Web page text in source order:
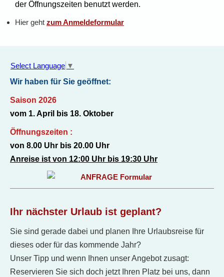
der Öffnungszeiten benutzt werden.
Hier geht zum Anmeldeformular
Select Language ▼
Wir haben für Sie geöffnet:
Saison 2026
vom 1. April bis 18. Oktober
Öffnungszeiten :
von 8.00 Uhr bis 20.00 Uhr
Anreise ist von 12:00 Uhr bis 19:30 Uhr
Ihr nächster Urlaub ist geplant?
Sie sind gerade dabei und planen Ihre Urlaubsreise für
dieses oder für das kommende Jahr?
Unser Tipp und wenn Ihnen unser Angebot zusagt:
Reservieren Sie sich doch jetzt Ihren Platz bei uns, dann